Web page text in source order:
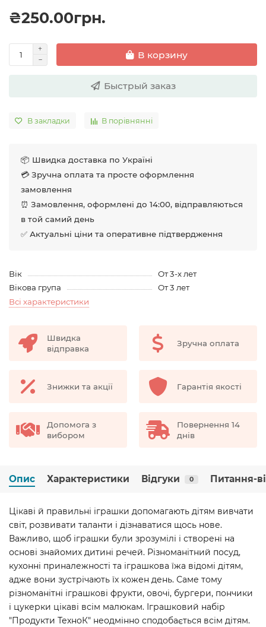
₴250.00грн.
В корзину
Быстрый заказ
В закладки В порівнянні
📦 Швидка доставка по Україні
💳 Зручна оплата та просте оформлення
замовлення
⏰ Замовлення, оформлені до 14:00, відправляються
в той самий день
✅ Актуальні ціни та оперативне підтвердження
Вік
От 3-х лет
Вікова група
От 3 лет
Всі характеристики
Швидка
відправка
Зручна оплата
Знижки та акції Гарантія якості
Допомога з
вибором
Повернення 14
днів
Опис Характеристики Відгуки 0 Питання-
Цікаві й правильні іграшки допомагають дітям вивчати
світ, розвивати таланти і дізнаватися щось нове.
Важливо, щоб іграшки були зрозумілі і створені на
основі знайомих дитині речей. Різноманітний посуд,
кухонні приналежності та іграшкова їжа відомі дітям,
адже вони зустрічають їх кожен день. Саме тому
різноманітні іграшкові фрукти, овочі, бургери, пончики
і цукерки цікаві всім малюкам. Іграшковий набір
"Продукти ТехноК" неодмінно сподобається всім дітям.